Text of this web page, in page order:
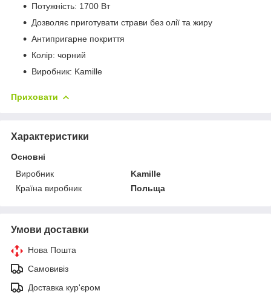
Потужність: 1700 Вт
Дозволяє приготувати страви без олії та жиру
Антипригарне покриття
Колір: чорний
Виробник: Kamille
Приховати
Характеристики
Основні
Виробник
Kamille
Країна виробник
Польща
Умови доставки
Нова Пошта
Самовивіз
Доставка кур'єром